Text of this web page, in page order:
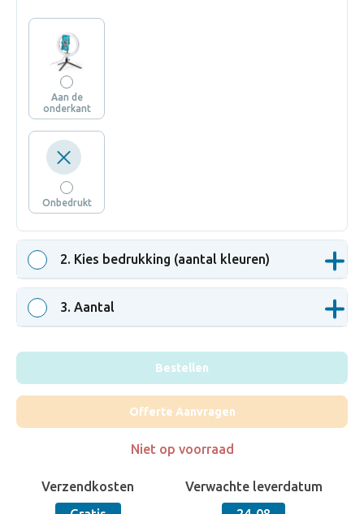
Aan de
onderkant
Onbedrukt
2. Kies bedrukking (aantal kleuren)
3. Aantal
Bestellen
Offerte Aanvragen
Niet op voorraad
Verzendkosten
Verwachte leverdatum